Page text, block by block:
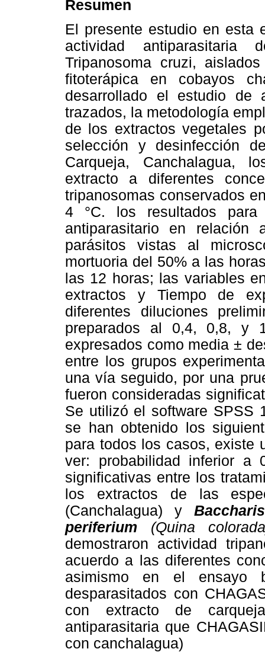
Resumen
El presente estudio en esta
actividad
Tripanosoma cruzi,
fitoterápica en cobayos
desarrollado el estudio de
trazados, la metodología
de los extractos vegetales
selección y desinfección
Carqueja, Canchalagua,
extracto a diferentes
tripanosomas conservados
4 °C. los resultados para
antiparasitario en
parásitos vistas al
mortuoria del 50% a las
las 12 horas; las variables
extractos y Tiempo de
diferentes diluciones
preparados al 0,4, 0,8, y
expresados como media ±
entre los grupos
una vía seguido, por una
fueron consideradas
Se utilizó el software SPSS
se han obtenido los
para todos los casos, existe
ver: probabilidad inferior a
significativas entre los
los extractos de las
(Canchalagua) y
periferium (Quina
demostraron actividad
acuerdo a las diferentes
asimismo en el ensayo
desparasitados con
con extracto de
antiparasitaria que
con canchalagua)